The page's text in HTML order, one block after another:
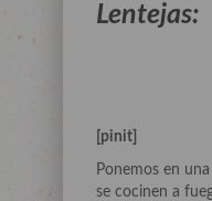
Lentejas:
[pinit]
Ponemos en
se cocinen a